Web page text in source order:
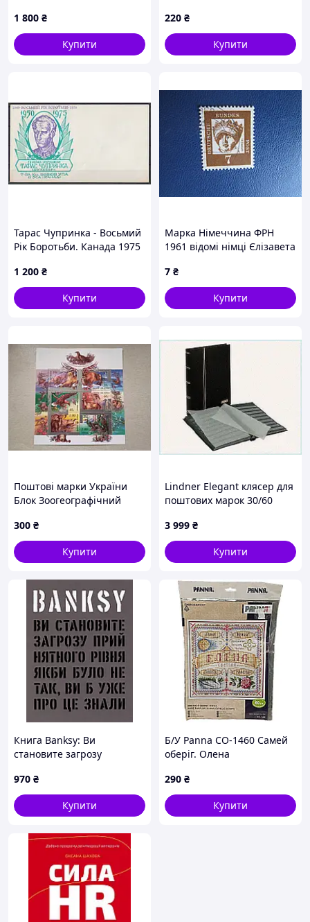
(стандарт)
1 800 ₴
Купити
Хорив і їхня сестра Либідь.
Europa. 1997 рік
220 ₴
Купити
Тарас Чупринка - Восьмий
Рік Боротьби. Канада 1975
1 200 ₴
Купити
Марка Німеччина ФРН
1961 відомі німці Єлізавета
7 ₴
Купити
Поштові марки України
Блок Зоогеографічний
300 ₴
Купити
Lindner Elegant клясер для
поштових марок 30/60
3 999 ₴
Купити
Книга Banksy: Ви
становите загрозу
(ArtHuss)
970 ₴
Купити
Б/У Panna СО-1460 Самей
оберіг. Олена
290 ₴
Купити